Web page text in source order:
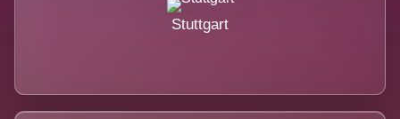
Stuttgart